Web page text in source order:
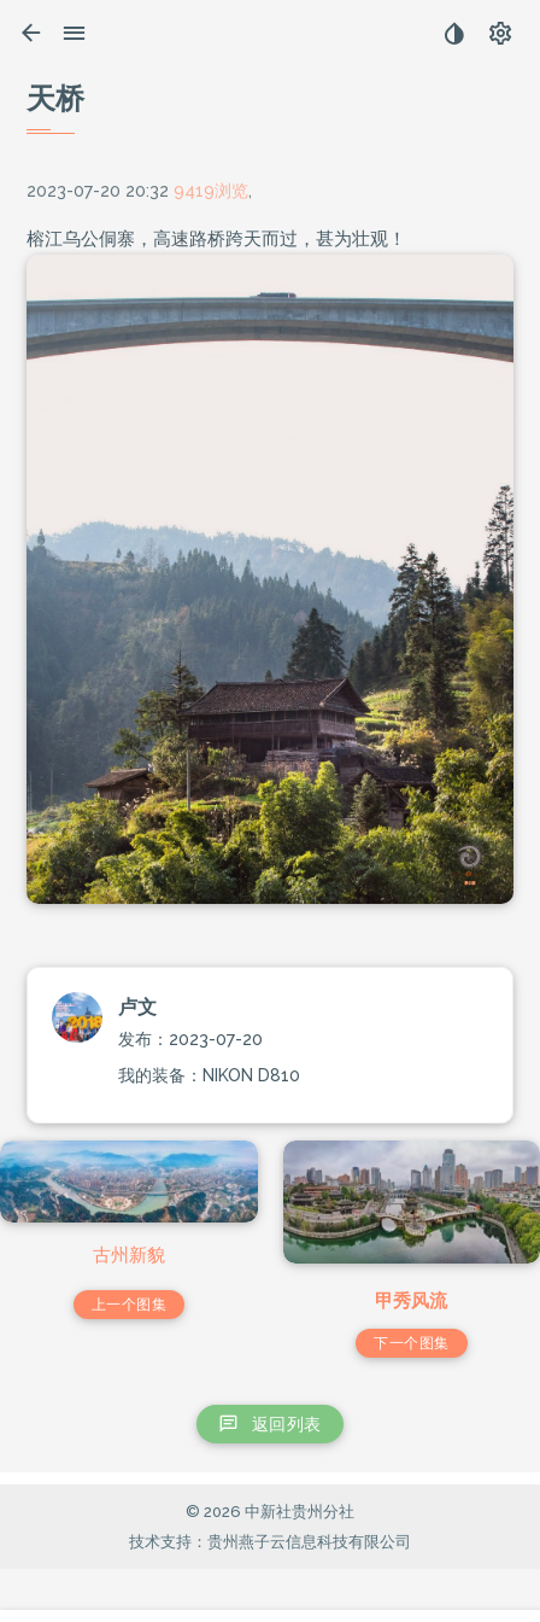
天桥
2023-07-20 20:32 9419浏览
榕江乌公侗寨，高速路桥跨天而过，甚为壮观！
卢文
发布：2023-07-20
我的装备：NIKON D810
古州新貌
上一个图集 甲秀风流
下一个图集
返回列表
© 2026 中新社贵州分社
技术支持：贵州燕子云信息科技有限公司